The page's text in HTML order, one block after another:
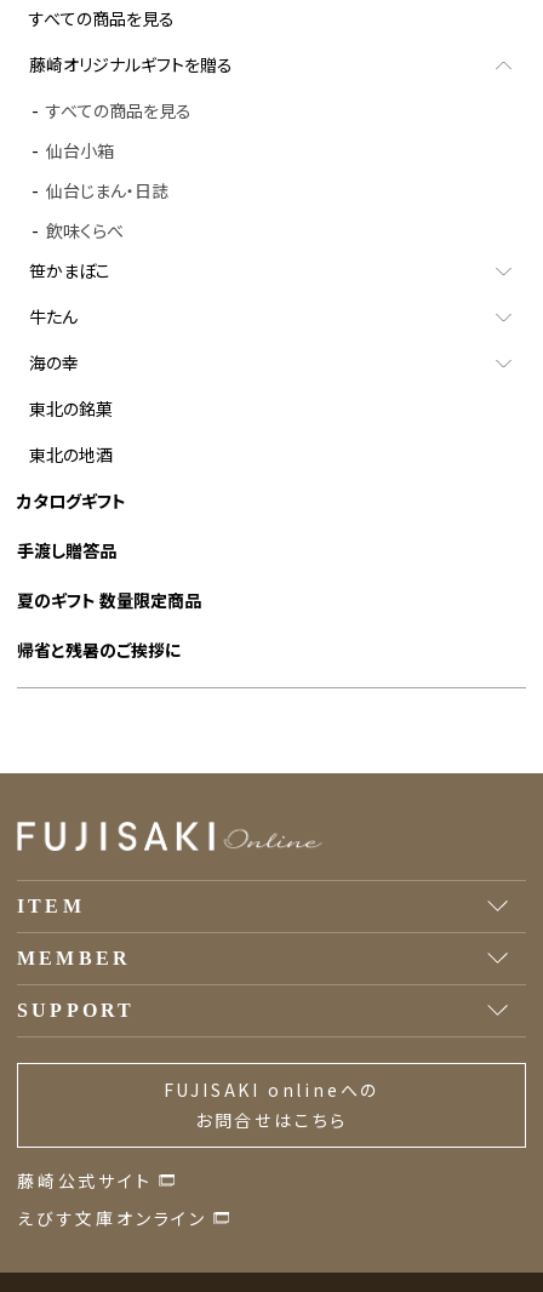
すべての商品を見る
藤崎オリジナルギフトを贈る
すべての商品を見る
仙台小箱
仙台じまん・日誌
飲味くらべ
笹かまぼこ
牛たん
海の幸
東北の銘菓
東北の地酒
カタログギフト
手渡し贈答品
夏のギフト 数量限定商品
帰省と残暑のご挨拶に
ITEM
MEMBER
SUPPORT
FUJISAKI onlineへの
お問合せはこちら
藤崎公式サイト
えびす文庫オンライン